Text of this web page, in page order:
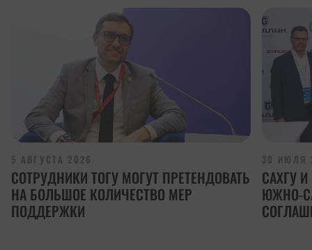
5 АВГУСТА 2026
СОТРУДНИКИ ТОГУ МОГУТ ПРЕТЕНДОВАТЬ
НА БОЛЬШОЕ КОЛИЧЕСТВО МЕР
ПОДДЕРЖКИ
30 ИЮЛЯ
САХГУ
ЮЖНО-